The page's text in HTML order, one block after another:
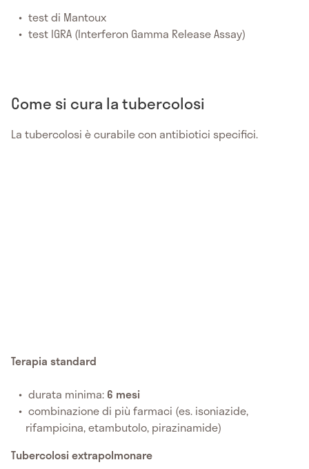
test di Mantoux
test IGRA (Interferon Gamma Release Assay)
Come si cura la tubercolosi
La tubercolosi è curabile con antibiotici specifici.
Terapia standard
durata minima: 6 mesi
combinazione di più farmaci (es. isoniazide,
rifampicina, etambutolo, pirazinamide)
Tubercolosi extrapolmonare